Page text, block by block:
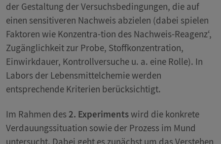
der Gestaltung der Versuchsbedingungen, die auf
einen sensitiveren Nachweis abzielen (dabei spielen
Faktoren wie Konzentra-tion des Nachweis-Reagenz‘,
Zugänglichkeit zur Probe, Stoffkonzentration,
Einwirkdauer, Kontrollversuche u. a. eine Rolle). In
Labors der Lebensmittelchemie werden
entsprechende Kriterien berücksichtigt.
Im Rahmen des 2. Experimentswird die konkrete
Verdauungssituation sowie der Prozess im Mund
untersucht. Dabei geht es zunächst um das Verstehen